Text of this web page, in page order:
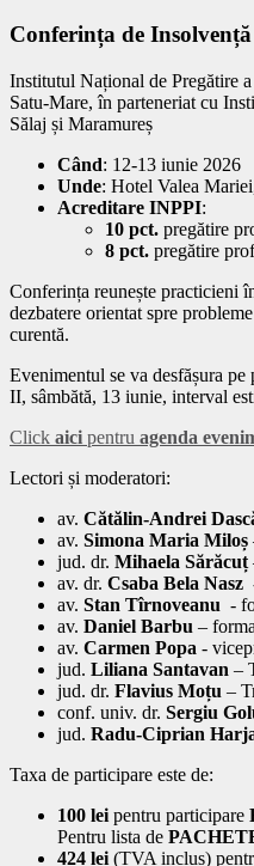
Conferința de
Institutul Național de Pregătire
Satu-Mare, în parteneriat cu
Sălaj și Maramureș
Când: 12-13 iunie 2026
Unde: Hotel Valea
Acreditare INPPI:
10 pct. pregătire
8 pct. pregătire
Conferința reunește practicieni
dezbatere orientat spre
curentă.
Evenimentul se va desfășura
II, sâmbătă, 13 iunie, interval
Click aici pentru agenda
Lectori și moderatori:
av. Cătălin-Andrei
av. Simona Maria Miloș
jud. dr. Mihaela Sărăcuț
av. dr. Csaba Bela Nasz
av. Stan Tîrnoveanu -
av. Daniel Barbu –
av. Carmen Popa -
jud. Liliana Santavan –
jud. dr. Flavius Moțu –
conf. univ. dr. Sergiu
jud. Radu-Ciprian
Taxa de participare este de:
100 lei pentru participare
Pentru lista de
424 lei (TVA inclus)